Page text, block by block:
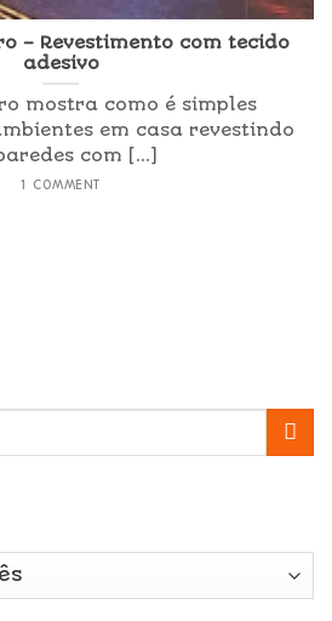
– Revestimento com tecido
adesivo
mostra como é simples
em casa revestindo
com [...]
1 COMMENT